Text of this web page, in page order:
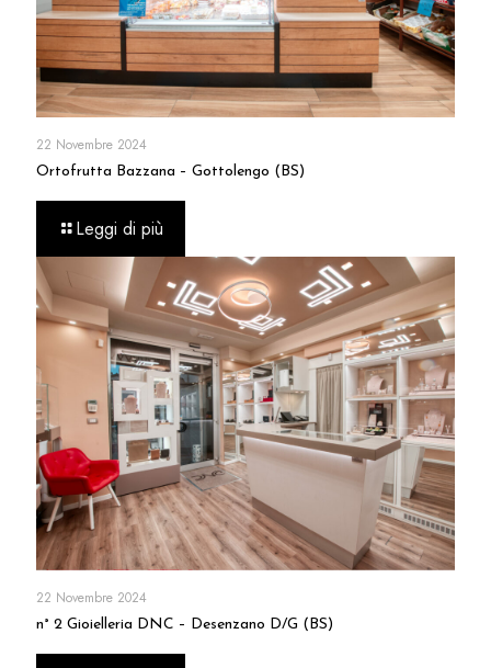
22 Novembre 2024
Ortofrutta Bazzana – Gottolengo (BS)
Leggi di più
22 Novembre 2024
n° 2 Gioielleria DNC – Desenzano D/G (BS)